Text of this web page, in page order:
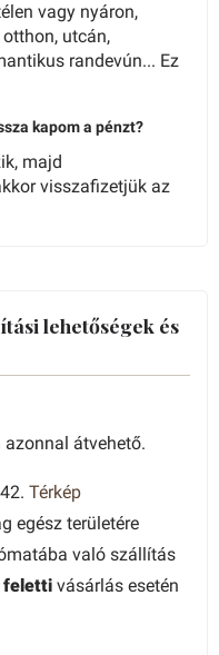
vagy nyáron,
utcán,
randevún... Ez
kapom a pénzt?
majd
visszafizetjük az
lehetőségek és
azonnal átvehető.
Térkép
egész területére
való szállítás
feletti vásárlás esetén